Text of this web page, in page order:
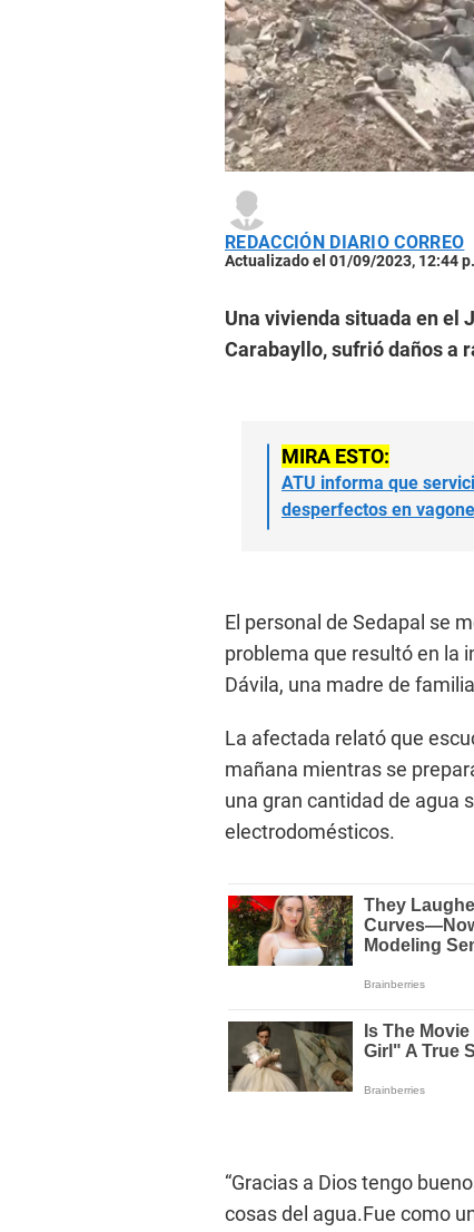
REDACCIÓN DIARIO CORREO
Actualizado el 01/09/2023, 12:44
Una vivienda situada en el
Carabayllo, sufrió daños a
MIRA ESTO:
ATU informa que
desperfectos en
El personal de Sedapal se
problema que resultó en la
Dávila, una madre de
La afectada relató que
mañana mientras se
una gran cantidad de agua
electrodomésticos.
“Gracias a Dios tengo
cosas del agua.Fue como